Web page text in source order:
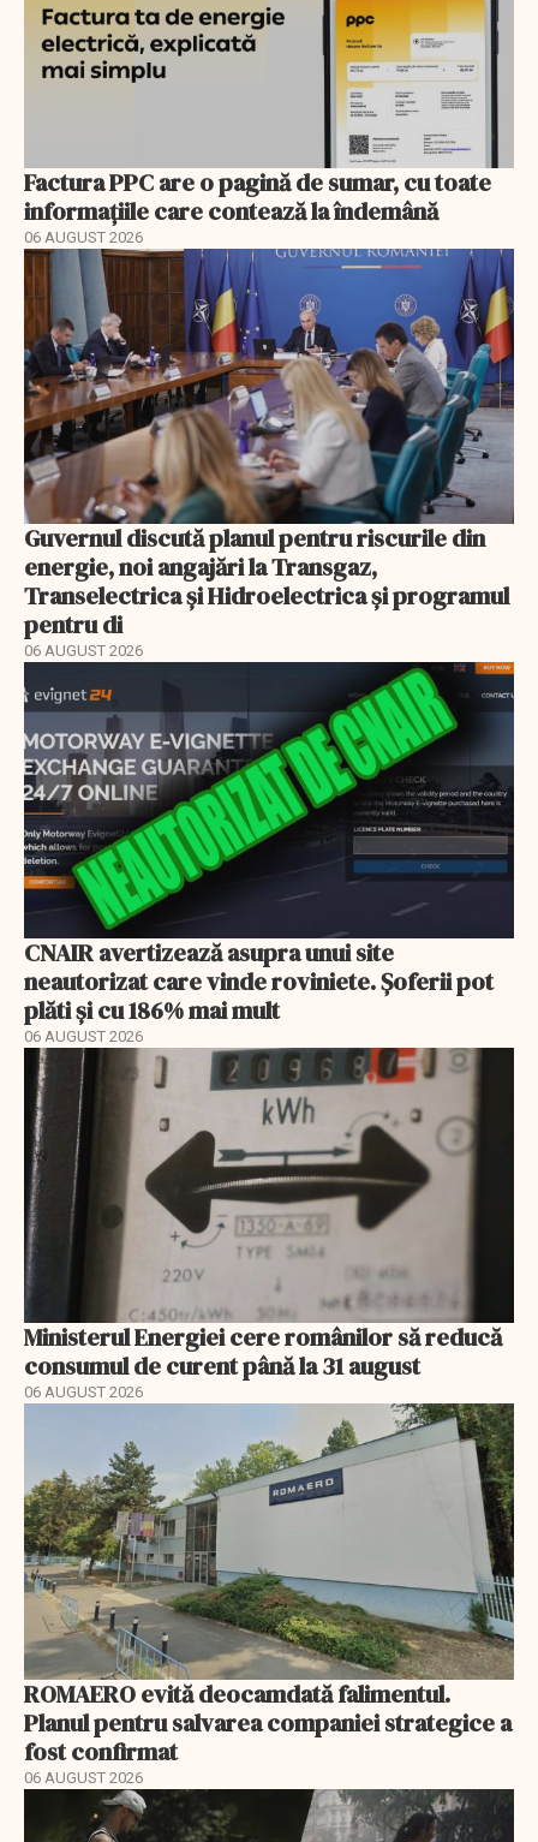
Factura PPC are o pagină de sumar, cu toate
informațiile care contează la îndemână
06 AUGUST 2026
Guvernul discută planul pentru riscurile din
energie, noi angajări la Transgaz,
Transelectrica și Hidroelectrica și programul
pentru di
06 AUGUST 2026
CNAIR avertizează asupra unui site
neautorizat care vinde roviniete. Șoferii pot
plăti și cu 186% mai mult
06 AUGUST 2026
Ministerul Energiei cere românilor să reducă
consumul de curent până la 31 august
06 AUGUST 2026
ROMAERO evită deocamdată falimentul.
Planul pentru salvarea companiei strategice a
fost confirmat
06 AUGUST 2026